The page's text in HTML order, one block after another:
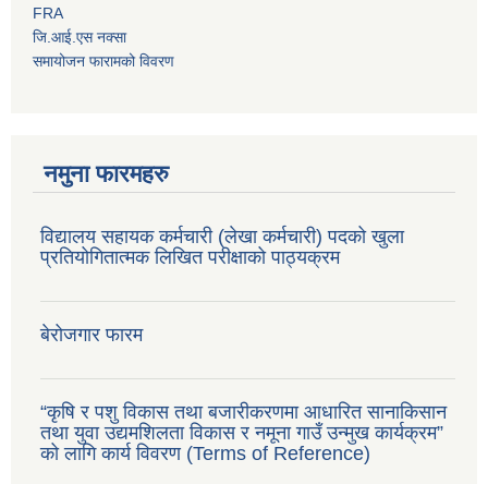
FRA
जि.आई.एस नक्सा
समायोजन फारामको विवरण
नमुना फारमहरु
विद्यालय सहायक कर्मचारी (लेखा कर्मचारी) पदको खुला
प्रतियोगितात्मक लिखित परीक्षाको पाठ्यक्रम
बेरोजगार फारम
“कृषि र पशु विकास तथा बजारीकरणमा आधारित सानाकिसान
तथा युवा उद्यमशिलता विकास र नमूना गाउँ उन्मुख कार्यक्रम”
को लागि कार्य विवरण (Terms of Reference)